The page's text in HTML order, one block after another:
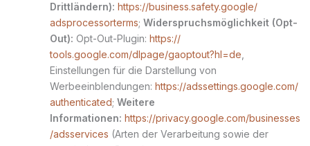
Drittländern): https://business.safety.google/
adsprocessorterms; Widerspruchsmöglichkeit (Opt-
Out): Opt-Out-Plugin: https://
tools.google.com/dlpage/gaoptout?hl=de
Einstellungen für die Darstellung von
Werbeeinblendungen: https://adssettings.google.com/
authenticated; Weitere
Informationen: https://privacy.google.com/businesses
/adsservices (Arten der Verarbeitung sowie der